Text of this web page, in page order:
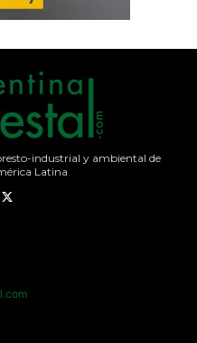
industrial y ambiental de
Latina